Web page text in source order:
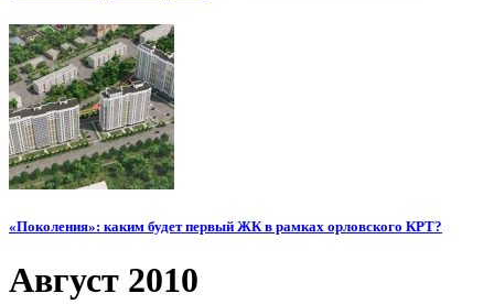
«Поколения»: каким будет первый ЖК в рамках орловского КРТ?
Август 2010